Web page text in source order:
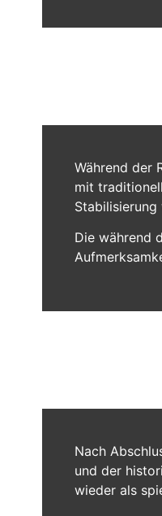
Während der
mit
Die während
Nach
und der
wieder als